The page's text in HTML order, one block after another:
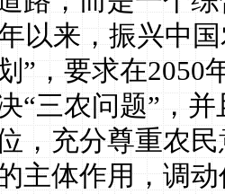
以来，振兴中
”，要求在2050
“三农问题”，
，充分尊重农
主体作用，调